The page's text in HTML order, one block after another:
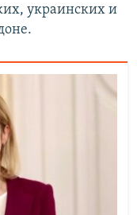
украинских и